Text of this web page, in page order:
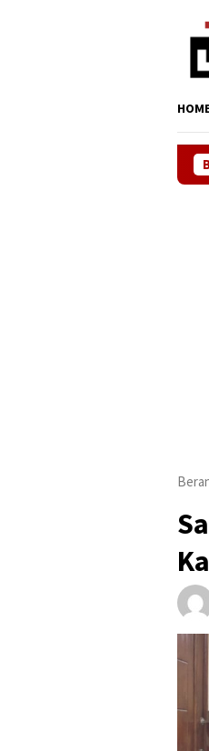
Kenaikan Dividen 2025